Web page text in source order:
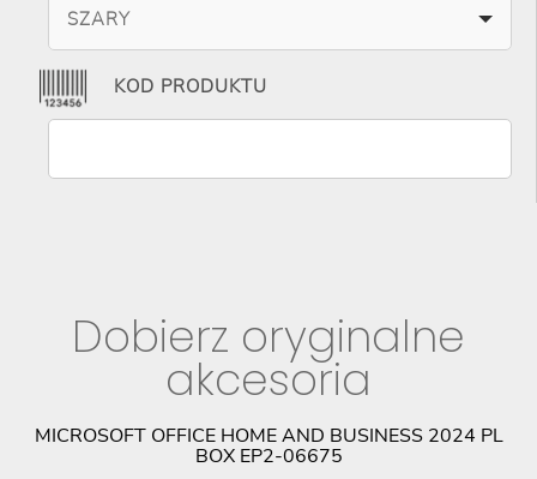
SZARY
KOD PRODUKTU
Dobierz oryginalne
akcesoria
MICROSOFT OFFICE HOME AND BUSINESS 2024 PL
BOX EP2-06675